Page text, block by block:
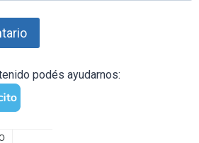
podés ayudarnos: